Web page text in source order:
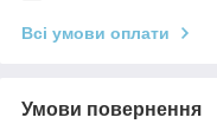
Всі умови оплати
Умови повернення